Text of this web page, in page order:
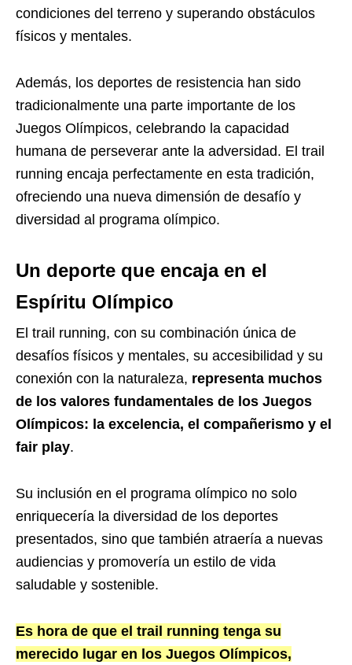
condiciones del terreno y superando obstáculos
físicos y mentales.
Además, los deportes de resistencia han sido
tradicionalmente una parte importante de los
Juegos Olímpicos, celebrando la capacidad
humana de perseverar ante la adversidad. El trail
running encaja perfectamente en esta tradición,
ofreciendo una nueva dimensión de desafío y
diversidad al programa olímpico.
Un deporte que encaja en el
Espíritu Olímpico
El trail running, con su combinación única de
desafíos físicos y mentales, su accesibilidad y su
conexión con la naturaleza, representa muchos
de los valores fundamentales de los Juegos
Olímpicos: la excelencia, el compañerismo y el
fair play.
Su inclusión en el programa olímpico no solo
enriquecería la diversidad de los deportes
presentados, sino que también atraería a nuevas
audiencias y promovería un estilo de vida
saludable y sostenible.
Es hora de que el trail running tenga su
merecido lugar en los Juegos Olímpicos,